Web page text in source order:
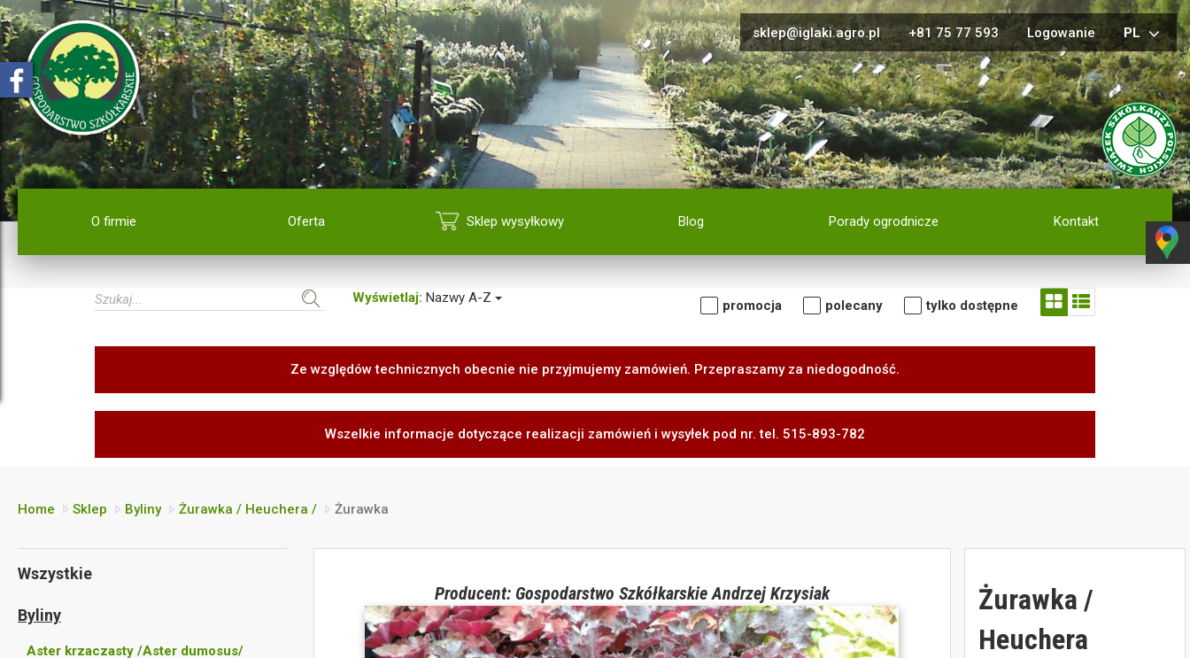
sklep@iglaki.agro.pl +81 75 77 593 Logowanie PL
O firmie Oferta Sklep wysyłkowy Blog Porady ogrodnicze Kontakt
Wyświetlaj: Nazwy A-Z promocja polecany tylko dostępne
Ze względów technicznych obecnie nie przyjmujemy zamówień. Przepraszamy za niedogodność.
Wszelkie informacje dotyczące realizacji zamówień i wysyłek pod nr. tel. 515-893-782
Home Sklep Byliny Żurawka / Heuchera / Żurawka
Wszystkie
Byliny
Aster krzaczasty /Aster dumosus/
Producent: Gospodarstwo Szkółkarskie Andrzej Krzysiak
Żurawka /
Heuchera